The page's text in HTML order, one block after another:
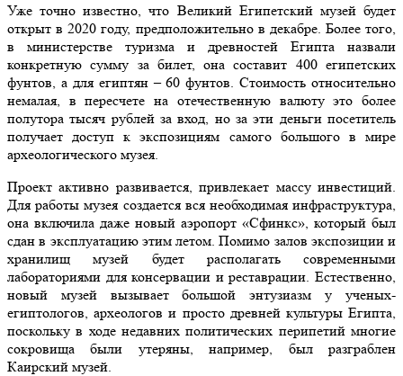
Уже точно известно, что Великий Египетский музей будет
открыт в 2020 году, предположительно в декабре. Более того,
в министерстве туризма и древностей Египта назвали
конкретную сумму за билет, она составит 400 египетских
фунтов, а для египтян – 60 фунтов. Стоимость относительно
немалая, в пересчете на отечественную валюту это более
полутора тысяч рублей за вход, но за эти деньги посетитель
получает доступ к экспозициям самого большого в мире
археологического музея.
Проект активно развивается, привлекает массу инвестиций.
Для работы музея создается вся необходимая инфраструктура,
она включила даже новый аэропорт «Сфинкс», который был
сдан в эксплуатацию этим летом. Помимо залов экспозиции и
хранилищ музей будет располагать современными
лабораториями для консервации и реставрации. Естественно,
новый музей вызывает большой энтузиазм у ученых-
египтологов, археологов и просто древней культуры Египта,
поскольку в ходе недавних политических перипетий многие
сокровища были утеряны, например, был разграблен
Каирский музей.